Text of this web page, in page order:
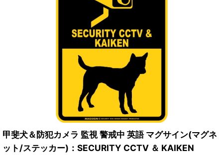
甲斐犬＆防犯カメラ 監視 警戒中 英語 マグサイン(マグネ
ット/ステッカー)：SECURITY CCTV ＆ KAIKEN